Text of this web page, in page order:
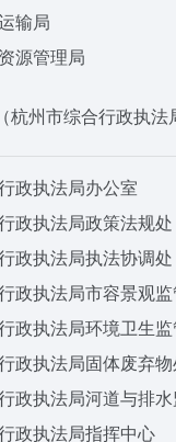
输局
源管理局
州市综合行政执法
政执法局办公室
政执法局政策法规处
政执法局执法协调处
政执法局市容景观
政执法局环境卫生
政执法局固体废弃
政执法局河道与排
政执法局指挥中心